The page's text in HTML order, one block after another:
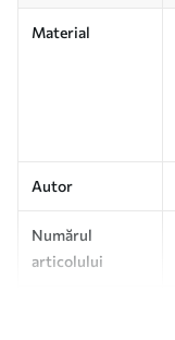
Material
Autor
Numărul
articolului